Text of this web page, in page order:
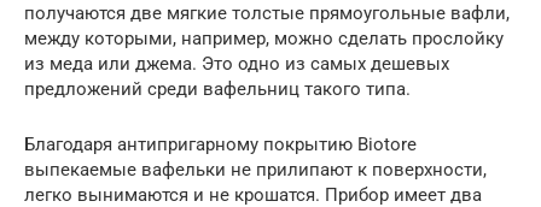
получаются две мягкие толстые прямоугольные вафли,
между которыми, например, можно сделать прослойку
из меда или джема. Это одно из самых дешевых
предложений среди вафельниц такого типа.
Благодаря антипригарному покрытию Biotore
выпекаемые вафельки не прилипают к поверхности,
легко вынимаются и не крошатся. Прибор имеет два